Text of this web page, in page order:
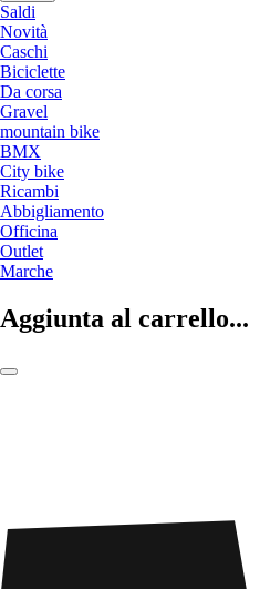
Saldi
Novità
Caschi
Biciclette
Da corsa
Gravel
mountain bike
BMX
City bike
Ricambi
Abbigliamento
Officina
Outlet
Marche
Aggiunta al carrello...